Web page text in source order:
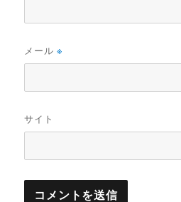
メール※
サイト